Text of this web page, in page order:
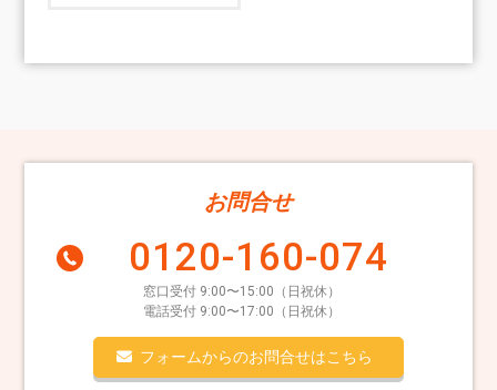
お問合せ
0120-160-074
窓口受付 9:00〜15:00（日祝休）
電話受付 9:00〜17:00（日祝休）
フォームからのお問合せはこちら